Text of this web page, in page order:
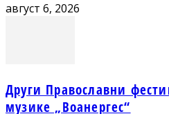
август 6, 2026
Други Православни
музике „Воанергес“